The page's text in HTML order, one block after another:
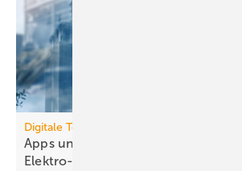
Digitale Tools
Apps und Soft­ware für die TGA- und
Elek­tro-Branche